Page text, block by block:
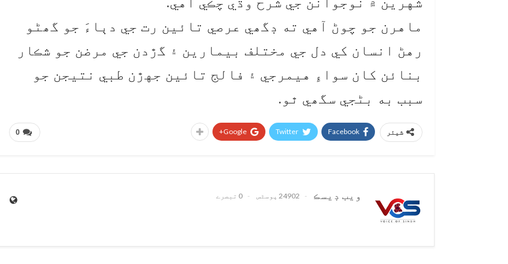
ماهرن جو چوڻ آهي ته ڊگھي عرصي تائين رت جي دٻاءَ جو گھڻو
رهڻ انسان کي دل جي مختلف بيمارين ۽ گڙدن جي مرضن جو شڪار
بنائن کان سواءِ هيمرجي ۽ فالج تائين جهڙن طبي نتيجن جو
سبب به بڻجي سگھي ٿو.
0 شیئر Facebook
Twitter
Google+
ويب ڊيسڪ 24902 پوسٹس 0 تبصرے